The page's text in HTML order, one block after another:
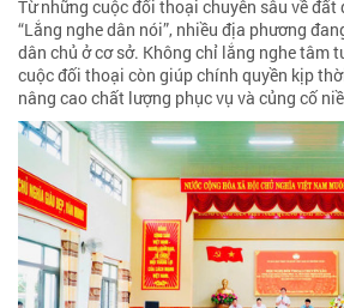
Từ những cuộc đối thoại chuyên sâu về đất
“Lắng nghe dân nói”, nhiều địa phương
dân chủ ở cơ sở. Không chỉ lắng nghe tâm
cuộc đối thoại còn giúp chính quyền kịp
nâng cao chất lượng phục vụ và củng cố